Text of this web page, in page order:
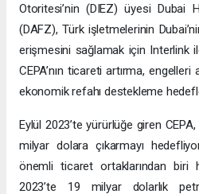
Otoritesi’nin (DIEZ) üyesi Dubai
(DAFZ), Türk işletmelerinin
erişmesini sağlamak için Interlink
CEPA’nın ticareti artırma,
ekonomik refahı destekleme
Eylül 2023’te yürürlüğe giren
milyar dolara çıkarmayı
önemli ticaret ortaklarından biri
2023’te 19 milyar dolarlık